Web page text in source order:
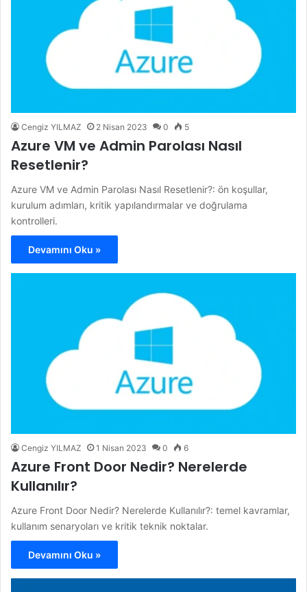
Cengiz YILMAZ 2 Nisan 2023 0 5
Azure VM ve Admin Parolası Nasıl
Resetlenir?
Azure VM ve Admin Parolası Nasıl Resetlenir?: ön koşullar,
kurulum adımları, kritik yapılandırmalar ve doğrulama
kontrolleri.
Devamını Oku »
Cengiz YILMAZ 1 Nisan 2023 0 6
Azure Front Door Nedir? Nerelerde
Kullanılır?
Azure Front Door Nedir? Nerelerde Kullanılır?: temel kavramlar,
kullanım senaryoları ve kritik teknik noktalar.
Devamını Oku »